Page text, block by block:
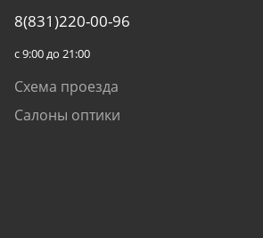
8(831)220-00-96
с 9:00 до 21:00
Схема проезда
Салоны оптики